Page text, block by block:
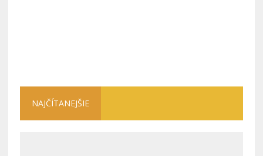
NAJČÍTANEJŠIE